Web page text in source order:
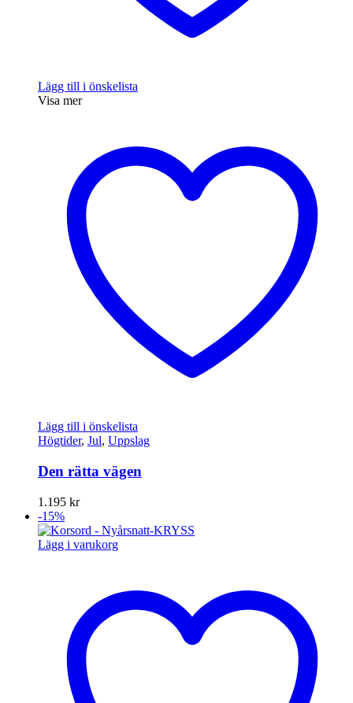
Lägg till i önskelista
Visa mer
Lägg till i önskelista
Högtider, Jul, Uppslag
Den rätta vägen
1.195 kr
-15%
Lägg i varukorg